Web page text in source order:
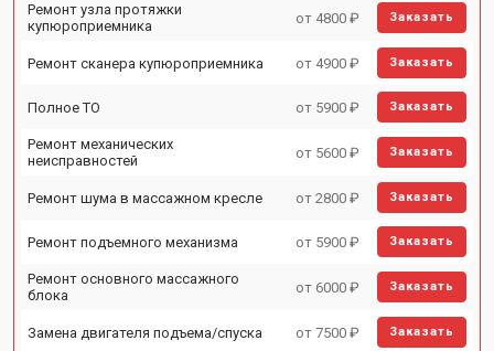
Ремонт узла протяжки
купюроприемника
от 4800 ₽ Заказать
Ремонт сканера купюроприемника от 4900 ₽ Заказать
Полное ТО от 5900 ₽ Заказать
Ремонт механических
неисправностей
от 5600 ₽ Заказать
Ремонт шума в массажном кресле от 2800 ₽ Заказать
Ремонт подъемного механизма от 5900 ₽ Заказать
Ремонт основного массажного
блока
от 6000 ₽ Заказать
Замена двигателя подъема/спуска от 7500 ₽ Заказать